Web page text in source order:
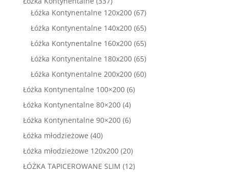
produktów
Łóżka Kontynentalne 120x200 6767
produktów
Łóżka Kontynentalne 140x200 6565
produktów
Łóżka Kontynentalne 160x200 6565
produktów
Łóżka Kontynentalne 180x200 6565
produktów
Łóżka Kontynentalne 200x200 6060
Łóżka Kontynentalne 100×200 66
Łóżka Kontynentalne 80×200 44
produkty
Łóżka Kontynentalne 90×200 66
Łóżka młodzieżowe 4040
produktów
Łóżka młodzieżowe 120x200 2020
produktów
ŁÓŻKA TAPICEROWANE SLIM 1212